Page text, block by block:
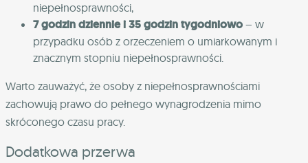
niepełnosprawności,
7 godzin dziennie i 35 godzin tygodniowo – w
przypadku osób z orzeczeniem o umiarkowanym i
znacznym stopniu niepełnosprawności.
Warto zauważyć, że osoby z niepełnosprawnościami
zachowują prawo do pełnego wynagrodzenia mimo
skróconego czasu pracy.
Dodatkowa przerwa